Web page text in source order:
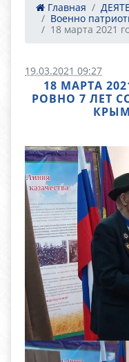
Главная
Военно
18 марта 2021
19.03.2021 09:27
18 МАРТА
РОВНО 7 ЛЕТ